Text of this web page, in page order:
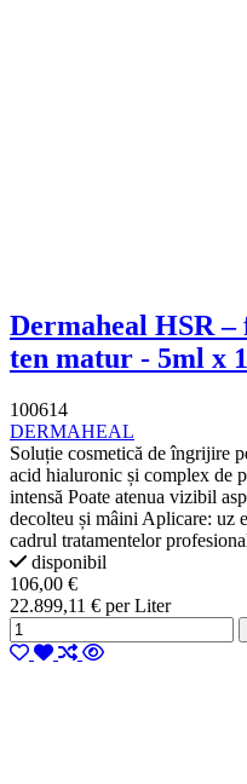
Dermaheal HSR
ten matur - 5ml x
100614
DERMAHEAL
Soluție cosmetică de îngrijire
acid hialuronic și complex de
intensă Poate atenua vizibil
decolteu și mâini Aplicare: uz
cadrul tratamentelor
disponibil
106,00 €
22.899,11 € per Liter